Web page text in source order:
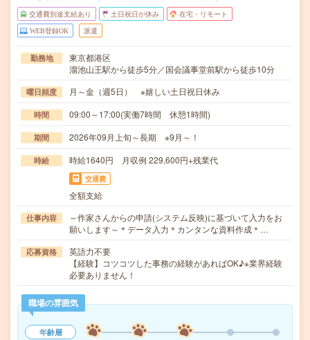
交通費別途支給あり 土日祝日が休み 在宅・リモート
WEB登録OK 派遣
勤務地
東京都港区
溜池山王駅から徒歩5分／国会議事堂前駅から徒歩10分
曜日頻度 月～金（週5日） ※嬉しい土日祝日休み
時間 09:00～17:00(実働7時間 休憩1時間)
期間 2026年09月上旬～長期 ※9月～！
時給 時給1640円 月収例 229,600円+残業代
交通費
全額支給
仕事内容
～作家さんからの申請(システム反映)に基づいて入力をお
願いします～＊データ入力＊カンタンな資料作成＊…
応募資格
英語力不要
【経験】コツコツした事務の経験があればOK♪※業界経験
必要ありません！
職場の雰囲気
年齢層